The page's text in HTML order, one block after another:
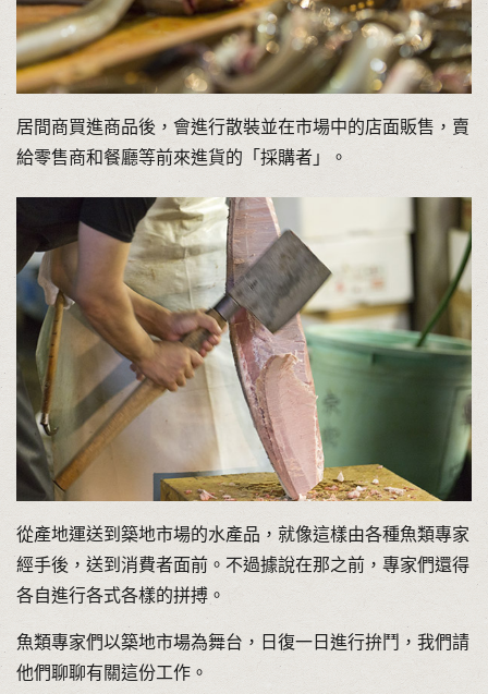
居間商買進商品後，會進行散裝並在市場中的店面販售，賣
給零售商和餐廳等前來進貨的「採購者」。
從產地運送到築地市場的水產品，就像這樣由各種魚類專家
經手後，送到消費者面前。不過據說在那之前，專家們還得
各自進行各式各樣的拼搏。
魚類專家們以築地市場為舞台，日復一日進行拚鬥，我們請
他們聊聊有關這份工作。